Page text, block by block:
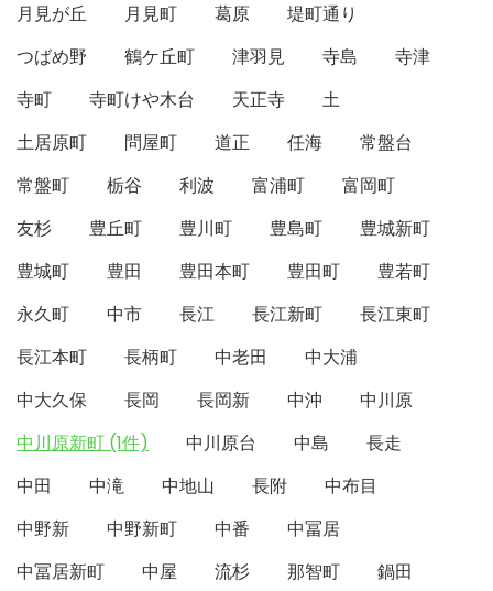
月見が丘
月見町 葛原
堤町通り
つばめ野
鶴ケ丘町 津羽見 寺島
寺津
寺町
寺町けや木台 天正寺
土
土居原町
問屋町 道正 任海
常盤台
常盤町
栃谷 利波 富浦町
富岡町
友杉
豊丘町 豊川町 豊島町
豊城新町
豊城町
豊田 豊田本町 豊田町
豊若町
永久町
中市 長江 長江新町
長江東町
長江本町
長柄町 中老田
中大浦
中大久保
長岡 長岡新 中沖
中川原
中川原新町 (1件)
中川原台 中島
長走
中田
中滝 中地山 長附
中布目
中野新
中野新町 中番
中冨居
中冨居新町
中屋 流杉 那智町
鍋田